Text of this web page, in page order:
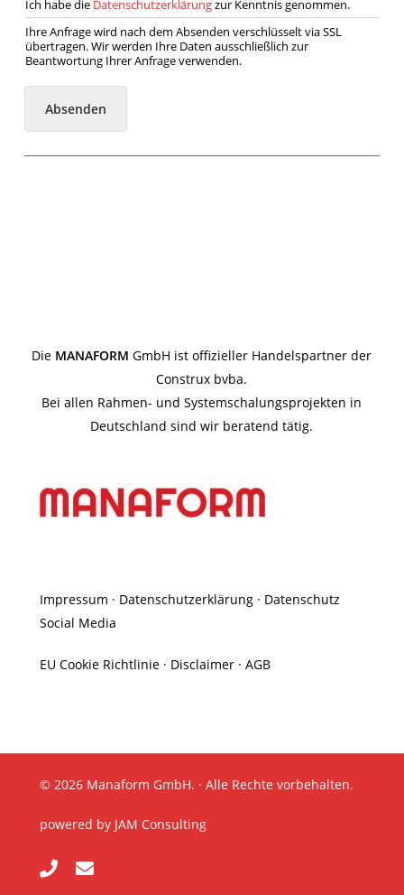
Ich habe die Datenschutzerklärungzur Kenntnis genommen.
Ihre Anfrage wird nach dem Absenden verschlüsselt via SSL
übertragen. Wir werden Ihre Daten ausschließlich zur
Beantwortung Ihrer Anfrage verwenden.
Absenden
Die MANAFORM GmbH ist offizieller Handelspartner der
Construx bvba.
Bei allen Rahmen- und Systemschalungsprojekten in
Deutschland sind wir beratend tätig.
Impressum · Datenschutzerklärung · Datenschutz
Social Media
EU Cookie Richtlinie · Disclaimer ·AGB
© 2026 Manaform GmbH. · Alle Rechte vorbehalten.
powered by JAM Consulting